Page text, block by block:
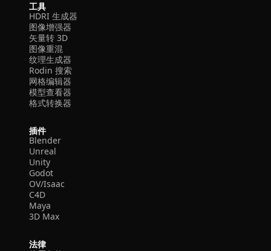
工具
HDRI 生成器
图像增强器
矢量转 3D
图像重混
纹理生成器
Rodin 搜索
网格编辑器
模型查看器
格式转换器
插件
Blender
Unreal
Unity
Godot
OV/Isaac
C4D
Maya
3D Max
法律